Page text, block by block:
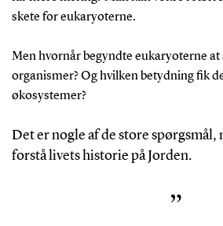
skete for eukaryoterne.
Men hvornår begyndte eukaryoterne at
organismer? Og hvilken betydning fik
økosystemer?
Det er nogle af de store spørgsmål,
forstå livets historie på Jorden.
”